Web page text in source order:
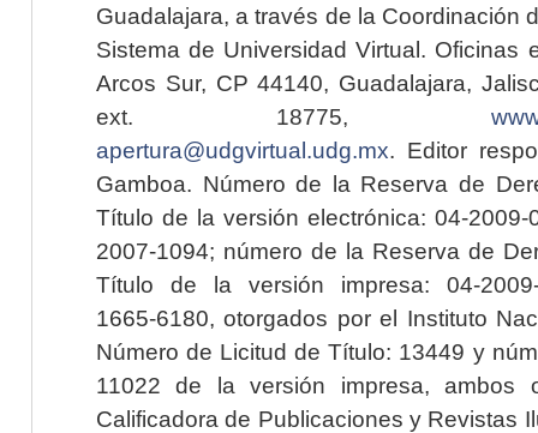
Guadalajara, a través de la Coordinación
Sistema de Universidad Virtual. Oficinas
Arcos Sur, CP 44140, Guadalajara,
ext. 18775,
apertura@udgvirtual.udg.mx. Editor
Gamboa. Número de la Reserva de
Título de la versión electrónica: 04-2009-
2007-1094; número de la Reserva de
Título de la versión impresa: 04-2009-
1665-6180, otorgados por el Instituto
Número de Licitud de Título: 13449 y
11022 de la versión impresa, ambos
Calificadora de Publicaciones y Revistas